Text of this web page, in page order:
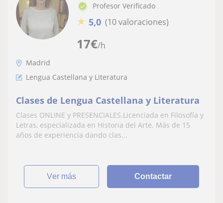
17€/h
Profesor Verificado
★ 5,0 (10 valoraciones)
Madrid
Lengua Castellana y Literatura
Clases de Lengua Castellana y Literatura
Clases ONLINE y PRESENCIALES.Licenciada en Filosofía y
Letras, especializada en Historia del Arte. Más de 15
años de experiencia dando clas...
ver más Contactar